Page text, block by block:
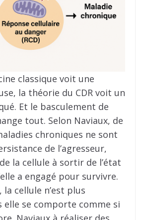
classique voit une
la théorie du CDR voit un
Et le basculement de
tout. Selon Naviaux, de
chroniques ne sont
de l’agresseur,
la cellule à sortir de l’état
a engagé pour survivre.
cellule n’est plus
elle se comporte comme si